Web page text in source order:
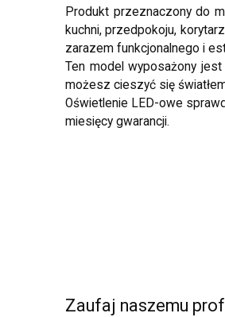
Produkt przeznaczony do
kuchni, przedpokoju,
zarazem funkcjonalnego i
Ten model wyposażony jest
możesz cieszyć się
Oświetlenie LED-owe
miesięcy gwarancji.
Zaufaj naszemu